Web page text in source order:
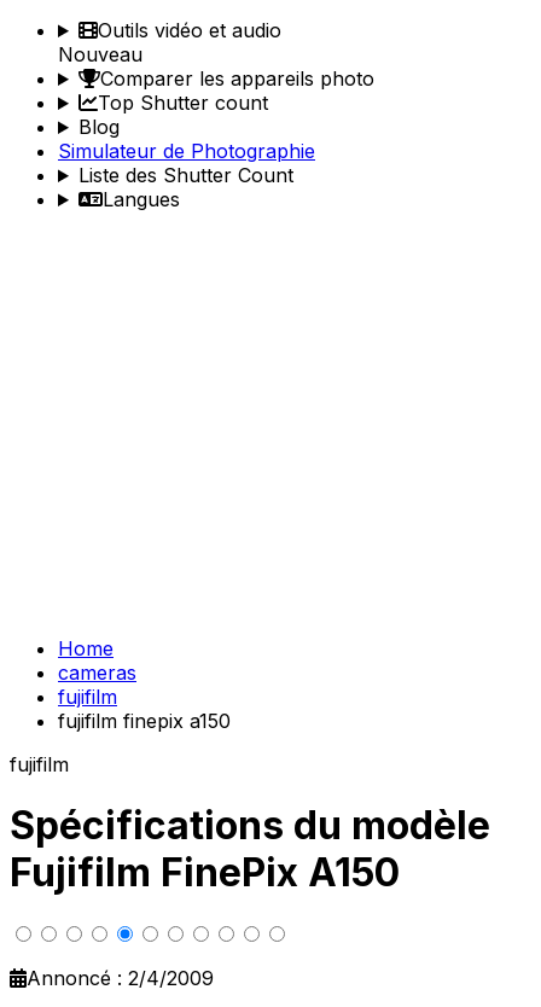
Outils vidéo et audio
Nouveau
Comparer les appareils photo
Top Shutter count
Blog
Simulateur de Photographie
Liste des Shutter Count
Langues
Home
cameras
fujifilm
fujifilm finepix a150
fujifilm
Spécifications du modèle
Fujifilm FinePix A150
Annoncé : 2/4/2009